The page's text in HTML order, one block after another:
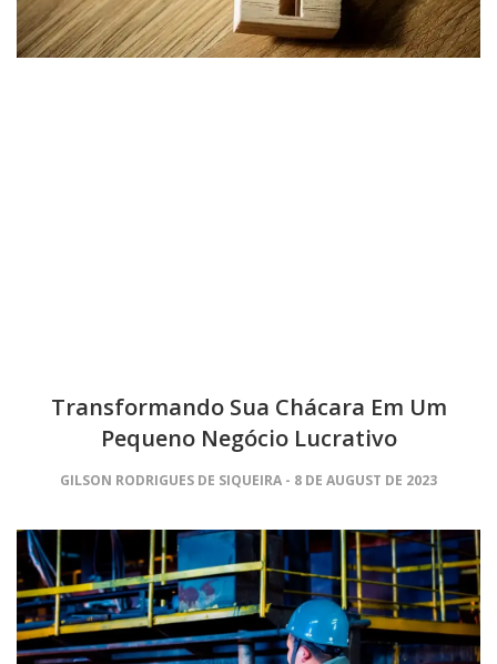
Transformando Sua Chácara Em Um
Pequeno Negócio Lucrativo
GILSON RODRIGUES DE SIQUEIRA 8 DE AUGUST DE 2023